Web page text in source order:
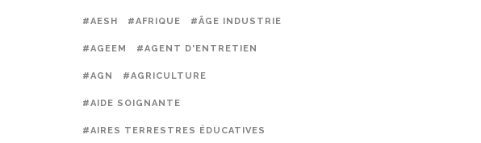
#AESH #AFRIQUE #ÂGE INDUSTRIE
#AGEEM #AGENT D'ENTRETIEN
#AGN #AGRICULTURE
#AIDE SOIGNANTE
#AIRES TERRESTRES ÉDUCATIVES